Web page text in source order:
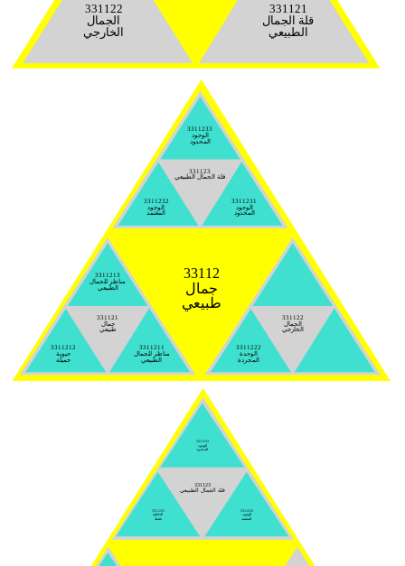
331122
الجمال
الخارجي
331121
قلة الجمال
الطبيعي
33112
جمال
طبيعي
331121
جمال
طبيعي
3311212
حيوية
جميلة
3311211
مناظر للجمال
الطبيعي
3311213
مناظر للجمال
الطبيعي
331122
الجمال
الخارجي
3311222
الوحدة
المجردة
331123
قلة الجمال الطبيعي
3311232
الوجود
المعتمد
3311231
الوجود
المحدود
3311233
الوجود
المحدود
331123
قلة الجمال الطبيعي
3311231
الداخلية
فقط
3311232
الوجود
المعتمد
3311233
الوجود
المحدود